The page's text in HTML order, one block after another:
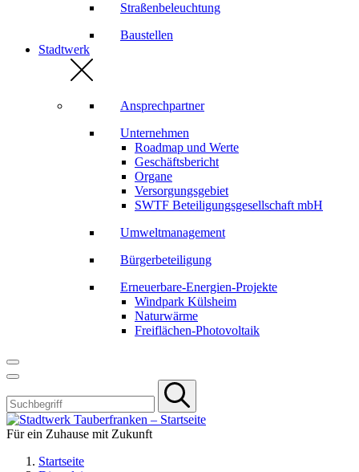
Straßenbeleuchtung
Baustellen
Stadtwerk
Ansprechpartner
Unternehmen
Roadmap und Werte
Geschäftsbericht
Organe
Versorgungsgebiet
SWTF Beteiligungsgesellschaft mbH
Umweltmanagement
Bürgerbeteiligung
Erneuerbare-Energien-Projekte
Windpark Külsheim
Naturwärme
Freiflächen-Photovoltaik
Für ein Zuhause mit Zukunft
Startseite